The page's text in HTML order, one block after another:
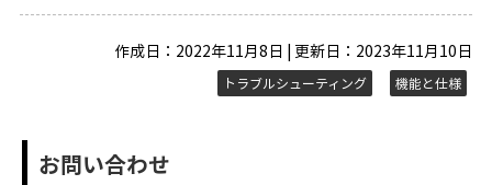
作成日：2022年11月8日 | 更新日：2023年11月10日
トラブルシューティング 機能と仕様
お問い合わせ